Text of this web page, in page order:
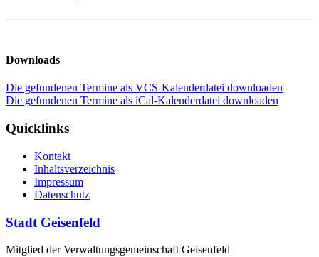
Downloads
Die gefundenen Termine als VCS-Kalenderdatei downloaden
Die gefundenen Termine als iCal-Kalenderdatei downloaden
Quicklinks
Kontakt
Inhaltsverzeichnis
Impressum
Datenschutz
Stadt Geisenfeld
Mitglied der Verwaltungsgemeinschaft Geisenfeld